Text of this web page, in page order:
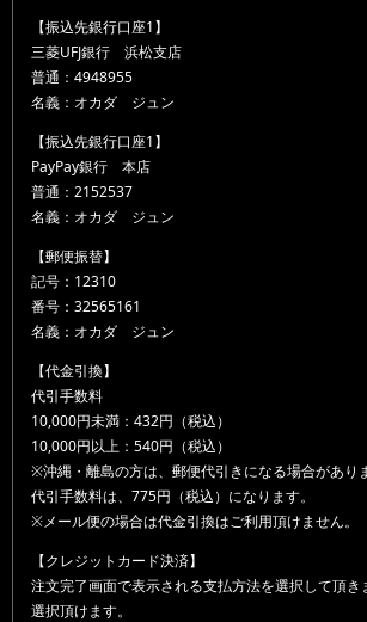
【振込先銀行口座1】
三菱UFJ銀行 浜松支店
普通：4948955
名義：オカダ ジュン
【振込先銀行口座1】
PayPay銀行 本店
普通：2152537
名義：オカダ ジュン
【郵便振替】
記号：12310
番号：32565161
名義：オカダ ジュン
【代金引換】
代引手数料
10,000円未満：432円（税込）
10,000円以上：540円（税込）
※沖縄・離島の方は、郵便代引きになる場合があり
代引手数料は、775円（税込）になります。
※メール便の場合は代金引換はご利用頂けません。
【クレジットカード決済】
注文完了画面で表示される支払方法を選択して頂
選択頂けます。